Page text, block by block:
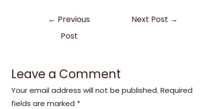
← Previous
Post
Next Post →
Leave a Comment
Your email address will not be published. Required
fields are marked *